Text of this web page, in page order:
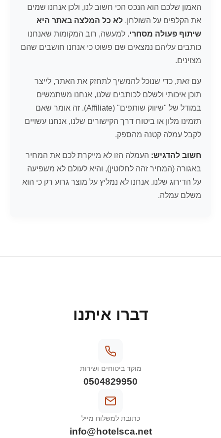
האמון שלכם הוא הנכס הכי חשוב לנו, ולכן אנחנו שמים
את הקלפים על השולחן. לא כל המלצה באתר היא
שיתוף פעולה מסחרי. למעשה, רוב המקומות שאנחנו
כותבים עליהם נמצאים שם פשוט כי אנחנו חושבים שהם
מצוינים.
עם זאת, כדי שנוכל להמשיך לתחזק את האתר, לייצר
תוכן איכותי ולשלם לכותבים שלנו, אנחנו משתמשים
במודל של "שיווק שותפים" (Affiliate). זה אומר שאם
תזמינו מלון או ביטוח דרך הקישורים שלנו, אנחנו עשויים
לקבל עמלה קטנה מהספק.
חשוב להדגיש: העמלה הזו לא מייקרת לכם את המחיר
באגורה (המחיר זהה לחלוטין), והיא לעולם לא משפיעה
על הדירוג שלנו. אנחנו לא נמליץ על מוצר גרוע רק כי הוא
משלם עמלה.
דברו איתנו
מוקד ביטוחים ושירות
0504829950
כתובת למשלוח מייל
info@hotelsca.net